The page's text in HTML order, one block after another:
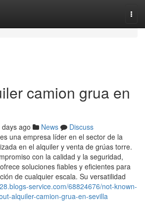
camion grua en
ago News
Discuss
una empresa líder en el sector de la
en el alquiler y venta de grúas torre.
con la calidad y la seguridad,
soluciones fiables y eficientes para
de cualquier escala. Su versatilidad
service.com/68824676/not-known-
alquiler-camion-grua-en-sevilla